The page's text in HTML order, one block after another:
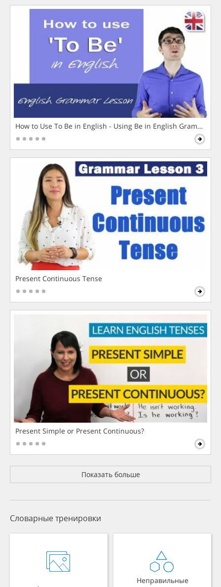
How to Use To Be in English - Using Be in English Grammar
Present Continuous Tense
Present Simple or Present Continuous?
Показать больше
Словарные тренировки
Неправильные